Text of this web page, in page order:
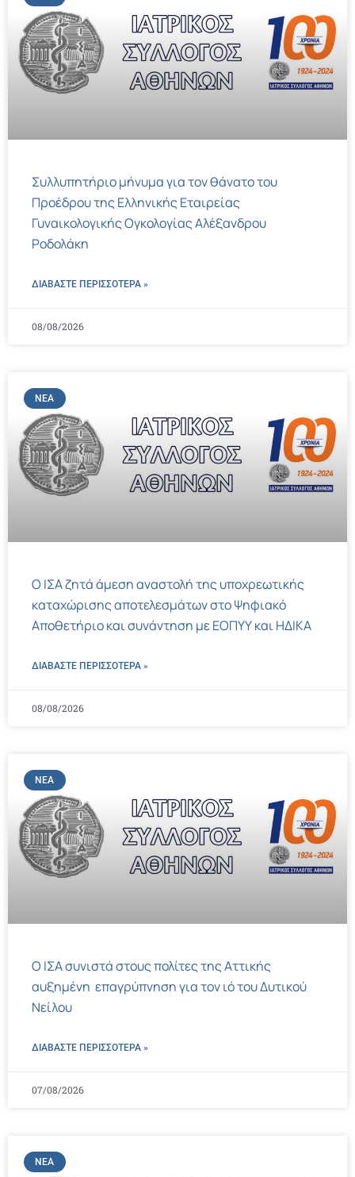
Συλλυπητήριο μήνυμα για τον θάνατο του
Προέδρου της Ελληνικής Εταιρείας
Γυναικολογικής Ογκολογίας Αλέξανδρου
Ροδολάκη
ΔΙΑΒΑΣΤΕ ΠΕΡΙΣΣΌΤΕΡΑ »
08/08/2026
ΝΈΑ
Ο ΙΣΑ ζητά άμεση αναστολή της υποχρεωτικής
καταχώρισης αποτελεσμάτων στο Ψηφιακό
Αποθετήριο και συνάντηση με ΕΟΠΥΥ και ΗΔΙΚΑ
ΔΙΑΒΑΣΤΕ ΠΕΡΙΣΣΌΤΕΡΑ »
08/08/2026
ΝΈΑ
Ο ΙΣΑ συνιστά στους πολίτες της Αττικής
αυξημένη επαγρύπνηση για τον ιό του Δυτικού
Νείλου
ΔΙΑΒΑΣΤΕ ΠΕΡΙΣΣΌΤΕΡΑ »
07/08/2026
ΝΈΑ